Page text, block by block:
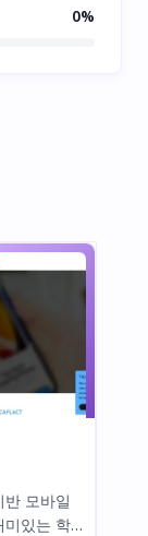
0%
모바일
있는 학습